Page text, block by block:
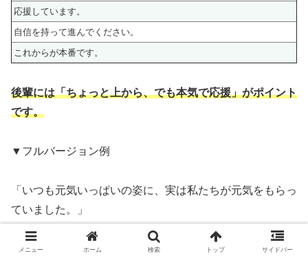
応援しています。
自信を持って進んでください。
これからが本番です。
後輩には「ちょっと上から、でも本気で応援」がポイント
です。
▼フルバージョン例
「いつも元気いっぱいの姿に、実は私たちが元気をもらっ
ていました。」
「これからはあなたたちが中心になります。」
メニュー ホーム 検索 トップ サイドバー